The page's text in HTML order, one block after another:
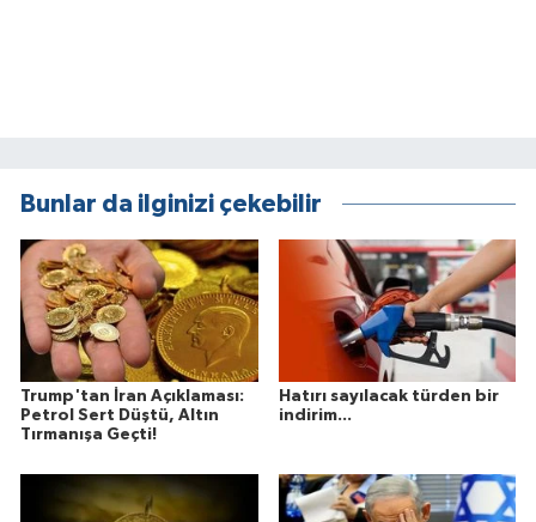
Bunlar da ilginizi çekebilir
Trump'tan İran Açıklaması:
Petrol Sert Düştü, Altın
Tırmanışa Geçti!
Hatırı sayılacak türden bir
indirim...